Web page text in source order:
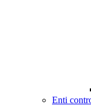
Enti